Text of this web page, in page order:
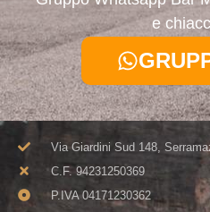
e
Via Giardini Sud 148,
C.F. 94231250369​
P.IVA 04171230362​